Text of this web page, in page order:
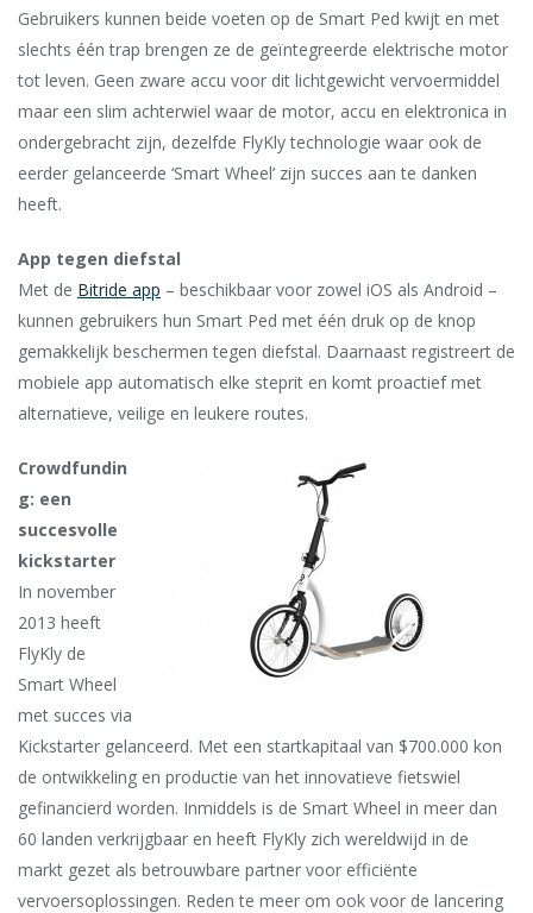
Gebruikers kunnen beide voeten op de Smart Ped kwijt en met
slechts één trap brengen ze de geïntegreerde elektrische motor
tot leven. Geen zware accu voor dit lichtgewicht vervoermiddel
maar een slim achterwiel waar de motor, accu en elektronica in
ondergebracht zijn, dezelfde FlyKly technologie waar ook de
eerder gelanceerde ‘Smart Wheel’ zijn succes aan te danken
heeft.
App tegen diefstal
Met de Bitride app – beschikbaar voor zowel iOS als Android –
kunnen gebruikers hun Smart Ped met één druk op de knop
gemakkelijk beschermen tegen diefstal. Daarnaast registreert de
mobiele app automatisch elke steprit en komt proactief met
alternatieve, veilige en leukere routes.
Crowdfundin
g: een
succesvolle
kickstarter
In november
2013 heeft
FlyKly de
Smart Wheel
met succes via
Kickstarter gelanceerd. Met een startkapitaal van $700.000 kon
de ontwikkeling en productie van het innovatieve fietswiel
gefinancierd worden. Inmiddels is de Smart Wheel in meer dan
60 landen verkrijgbaar en heeft FlyKly zich wereldwijd in de
markt gezet als betrouwbare partner voor efficiënte
vervoersoplossingen. Reden te meer om ook voor de lancering